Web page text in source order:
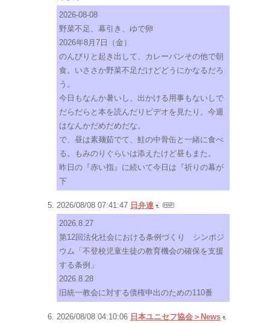
2026-08-08
野菜不足、幕引き、ゆで卵
2026年8月7日（金）
のんびりと起き出して、カレーパンその他で朝
食。いささか野菜不足だけどどうにかなるだろ
う。
今日もなんか暑いし、出かける用事もないしで
だらだらと本を読んだりビデオを見たり。今週
はなんかだめだめだな。
で、昼は素麺茹でて、鮭の中骨缶と一緒に食べ
る。もみのりぐらいは添えたけど昼もまた。
昨日の『赤い指』に続いて今日は『祈りの幕が
下
2026/08/08 07:41:47 日弁連
2026.8.27
第12回法化社会における条例づくり シンポジ
ウム「不登校児童生徒の教育機会の確保を支援
する条例」
2026.8.28
旧統一教会に対する債権申出のための110番
2026/08/08 04:10:06 日本ユニセフ協会＞News